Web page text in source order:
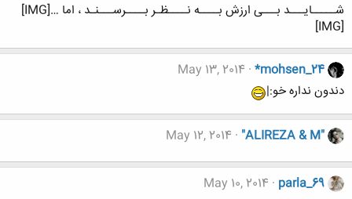
شـــــایـــد بـــی ارزش بــــه نــــظـر بــــرســـنـد ، اما …[IMG]
[IMG]
*mohsen_24
May 13, 2014
دندون نداره خو:|
"ALIREZA & M"
May 12, 2014
parla_69
May 10, 2014